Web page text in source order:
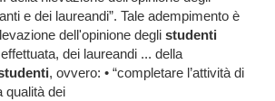
e dei laureandi”. Tale adempimento è
dell'opinione degli studenti
dei laureandi ... della
, ovvero: • “completare l’attività di
qualità dei